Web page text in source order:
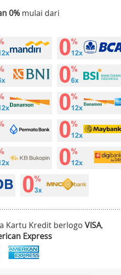
0% mulai dari
Kartu Kredit berlogo VISA,
Express